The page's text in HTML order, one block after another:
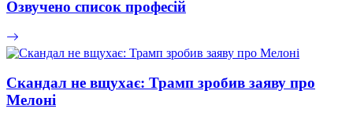
Озвучено список професій
Скандал не вщухає: Трамп зробив заяву про
Мелоні